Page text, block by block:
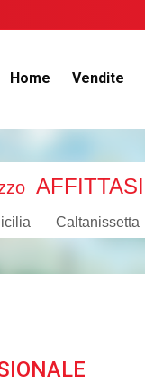
Home Vendite
AFFITTASI
Caltanissetta